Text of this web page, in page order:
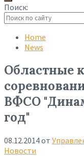
Поиск:
search
Home
News
Областные
ВФСО
год"
08.12.2014от
Новости